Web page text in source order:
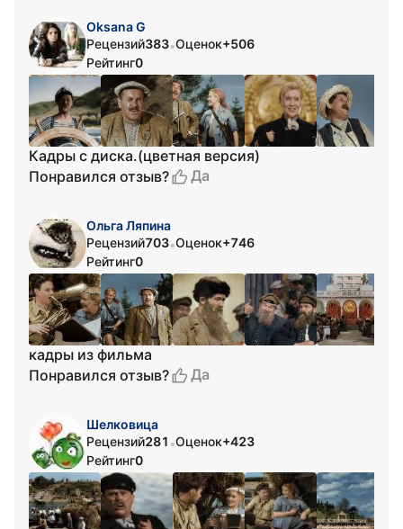
Oksana G
Рецензий383•Оценок+506
Рейтинг0
Кадры с диска.(цветная версия)
Понравился отзыв?
Да
Ольга Ляпина
Рецензий703•Оценок+746
Рейтинг0
кадры из фильма
Понравился отзыв?
Да
Шелковица
Рецензий281 •Оценок+423
Рейтинг0